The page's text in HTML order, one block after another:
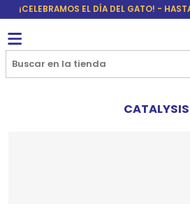
¡CELEBRAMOS EL DÍA DEL GATO! -
CATALYSIS